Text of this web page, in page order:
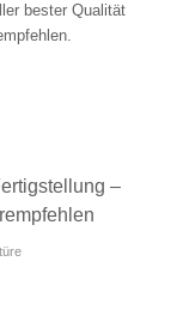
bester Qualität
–